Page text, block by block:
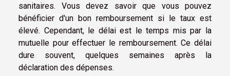
sanitaires. Vous devez savoir que vous pouvez
bénéficier d'un bon remboursement si le taux est
élevé. Cependant, le délai est le temps mis par la
mutuelle pour effectuer le remboursement. Ce délai
dure souvent, quelques semaines après la
déclaration des dépenses.